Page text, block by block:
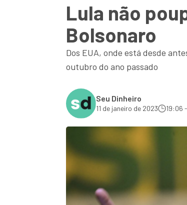
Lula não
Bolsonaro
Dos EUA, onde está desde
outubro do ano passado
Seu Dinheiro
11 de janeiro de 2023 19:06